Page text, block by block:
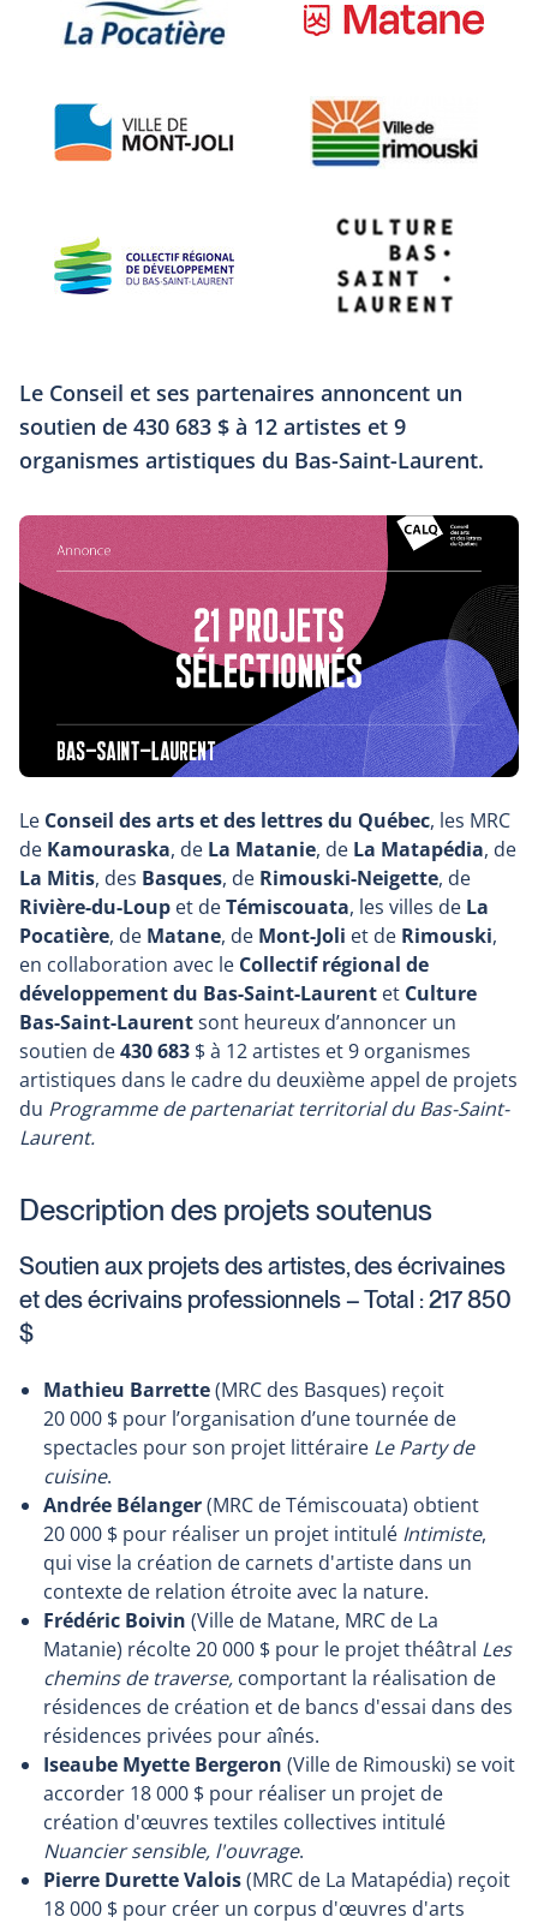
Le Conseil et ses partenaires annoncent un
soutien de 430 683 $ à 12 artistes et 9
organismes artistiques du Bas-Saint-Laurent.
Le Conseil des arts et des lettres du Québec, les MRC
de Kamouraska, de La Matanie, de La Matapédia, de
La Mitis, des Basques, de Rimouski-Neigette, de
Rivière-du-Loup et deTémiscouata, les villes de La
Pocatière, de Matane, de Mont-Joli et de Rimouski,
en collaboration avec le Collectif régional de
développement du Bas-Saint-Laurent et Culture
Bas-Saint-Laurentsont heureux d’annoncer un
soutien de430 683 $ à 12 artistes et 9 organismes
artistiques dans le cadre du deuxième appel de projets
du Programme de partenariat territorial du Bas-Saint-
Laurent.
Description des projets soutenus
Soutien aux projets des artistes, des écrivaines
et des écrivains professionnels – Total : 217 850
$
Mathieu Barrette(MRC des Basques) reçoit
20 000 $ pour l’organisation d’une tournée de
spectacles pour son projet littéraire Le Party de
cuisine.
Andrée Bélanger(MRC de Témiscouata) obtient
20 000 $ pour réaliser un projet intitulé Intimiste,
qui vise la création de carnets d'artiste dans un
contexte de relation étroite avec la nature.
Frédéric Boivin (Ville de Matane, MRC de La
Matanie) récolte 20 000 $ pour le projet théâtral Les
chemins de traverse, comportant la réalisation de
résidences de création et de bancs d'essai dans des
résidences privées pour aînés.
Iseaube Myette Bergeron (Ville de Rimouski) se voit
accorder 18 000 $ pour réaliser un projet de
création d'œuvres textiles collectives intitulé
Nuancier sensible, l'ouvrage.
Pierre Durette Valois(MRC de La Matapédia) reçoit
18 000 $ pour créer un corpus d'œuvres d'arts